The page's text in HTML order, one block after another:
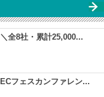
全8社・累計25,000...
フェスカンファレン...